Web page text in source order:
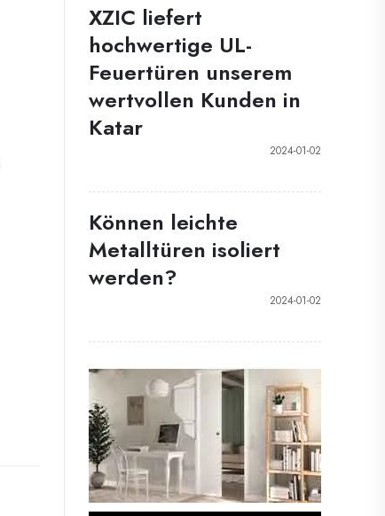
XZIC liefert
hochwertige UL-
Feuertüren unserem
wertvollen Kunden in
Katar
2024-01-02
Können leichte
Metalltüren isoliert
werden?
2024-01-02